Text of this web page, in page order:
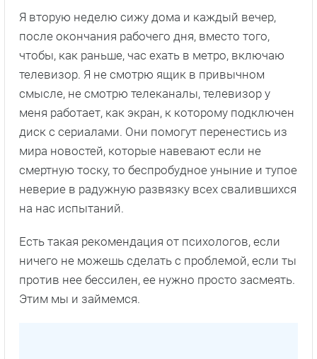
Я вторую неделю сижу дома и каждый вечер,
после окончания рабочего дня, вместо того,
чтобы, как раньше, час ехать в метро, включаю
телевизор. Я не смотрю ящик в привычном
смысле, не смотрю телеканалы, телевизор у
меня работает, как экран, к которому подключен
диск с сериалами. Они помогут перенестись из
мира новостей, которые навевают если не
смертную тоску, то беспробудное уныние и тупое
неверие в радужную развязку всех свалившихся
на нас испытаний.
Есть такая рекомендация от психологов, если
ничего не можешь сделать с проблемой, если ты
против нее бессилен, ее нужно просто засмеять.
Этим мы и займемся.